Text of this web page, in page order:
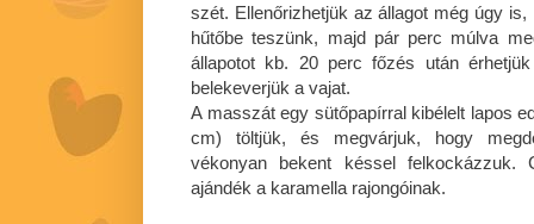
szét. Ellenőrizhetjük az állagot még úgy
hűtőbe teszünk, majd pár perc múlva
állapotot kb. 20 perc főzés után
belekeverjük a vajat.
A masszát egy sütőpapírral kibélelt lapos
cm) töltjük, és megvárjuk, hogy
vékonyan bekent késsel felkockázzuk.
ajándék a karamella rajongóinak.